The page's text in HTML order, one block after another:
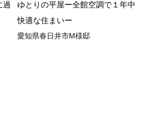
過
ゆとりの平屋ー全館空調で１年中
快適な住まいー
愛知県春日井市M様邸